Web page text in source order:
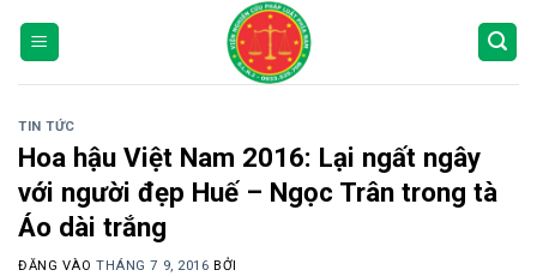
TIN TỨC
Hoa hậu Việt Nam 2016: Lại ngất ngây
với người đẹp Huế – Ngọc Trân trong tà
Áo dài trắng
ĐĂNG VÀOTHÁNG 7 9, 2016 BỞI